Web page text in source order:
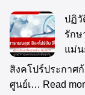
ปฏิวั
รักษ
แม่น
สิงคโปร์ประกาศ
ศูนย์เ… Read